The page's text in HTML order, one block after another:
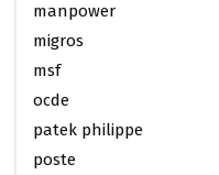
manpower
migros
msf
ocde
patek philippe
poste